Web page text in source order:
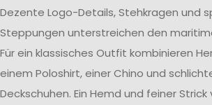
Dezente Logo-Details, Stehkragen und
Steppungen unterstreichen den
Für ein klassisches Outfit kombinieren
einem Poloshirt, einer Chino und
Deckschuhen. Ein Hemd und feiner Strick